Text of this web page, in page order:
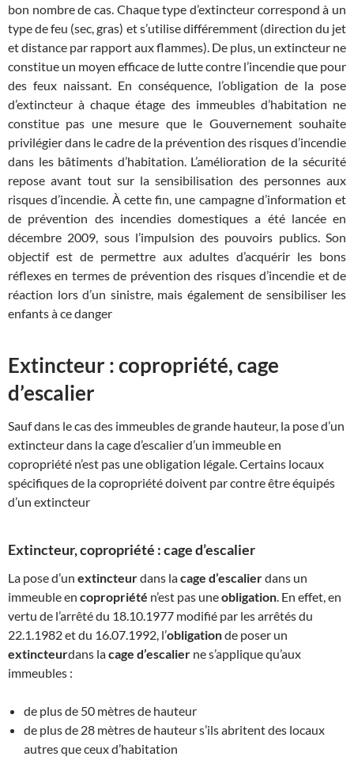
bon nombre de cas. Chaque type d’extincteur correspond à un
type de feu (sec, gras) et s’utilise différemment (direction du jet
et distance par rapport aux flammes). De plus, un extincteur ne
constitue un moyen efficace de lutte contre l’incendie que pour
des feux naissant. En conséquence, l’obligation de la pose
d’extincteur à chaque étage des immeubles d’habitation ne
constitue pas une mesure que le Gouvernement souhaite
privilégier dans le cadre de la prévention des risques d’incendie
dans les bâtiments d’habitation. L’amélioration de la sécurité
repose avant tout sur la sensibilisation des personnes aux
risques d’incendie. À cette fin, une campagne d’information et
de prévention des incendies domestiques a été lancée en
décembre 2009, sous l’impulsion des pouvoirs publics. Son
objectif est de permettre aux adultes d’acquérir les bons
réflexes en termes de prévention des risques d’incendie et de
réaction lors d’un sinistre, mais également de sensibiliser les
enfants à ce danger
Extincteur : copropriété, cage
d’escalier
Sauf dans le cas des immeubles de grande hauteur, la pose d’un
extincteur dans la cage d’escalier d’un immeuble en
copropriété n’est pas une obligation légale. Certains locaux
spécifiques de la copropriété doivent par contre être équipés
d’un extincteur
Extincteur, copropriété : cage d’escalier
La pose d’un extincteurdans lacage d’escalierdans un
immeuble en copropriété n’est pas uneobligation . En effet, en
vertu de l’arrêté du 18.10.1977 modifié par les arrêtés du
22.1.1982 et du 16.07.1992, l’obligationde poser un
extincteurdans lacage d’escalier ne s’applique qu’aux
immeubles :
de plus de 50 mètres de hauteur
de plus de 28 mètres de hauteur s’ils abritent des locaux
autres que ceux d’habitation